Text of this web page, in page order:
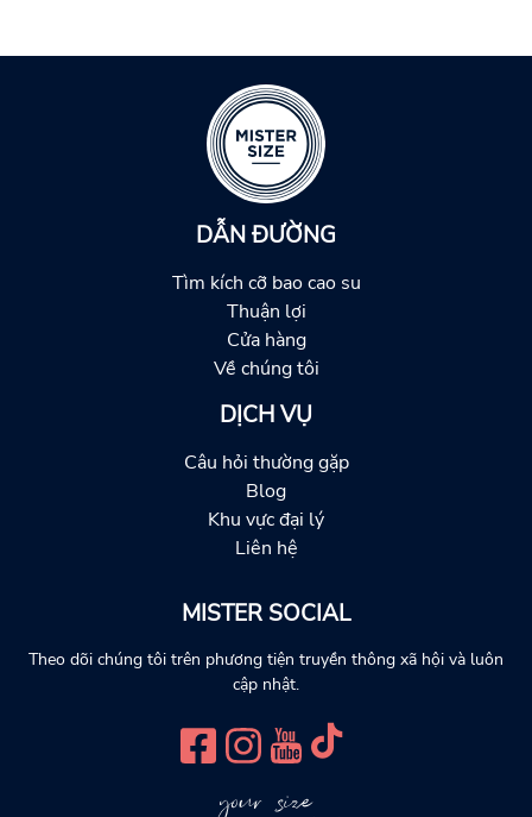
DẪN ĐƯỜNG
Tìm kích cỡ bao cao su
Thuận lợi
Cửa hàng
Về chúng tôi
DỊCH VỤ
Câu hỏi thường gặp
Blog
Khu vực đại lý
Liên hệ
MISTER SOCIAL
Theo dõi chúng tôi trên phương tiện truyền thông xã hội và luôn
cập nhật.
your size